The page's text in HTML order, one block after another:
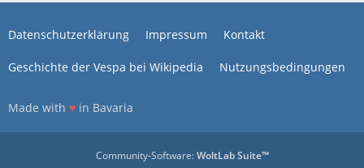
Datenschutzerklärung Impressum Kontakt
Geschichte der Vespa bei Wikipedia Nutzungsbedingungen
Made with ♥ in Bavaria
Community-Software:WoltLab Suite™